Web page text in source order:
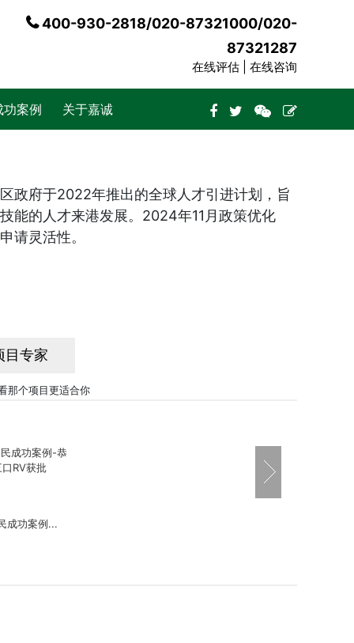
400-930-2818/020-87321000/020-
87321287
在线评估 | 在线咨询
功案例 关于嘉诚
政府于2022年推出的全球人才引进计划，旨
能的人才来港发展。2024年11月政策优化
请灵活性。
目专家
那个项目更适合你
成功案例...